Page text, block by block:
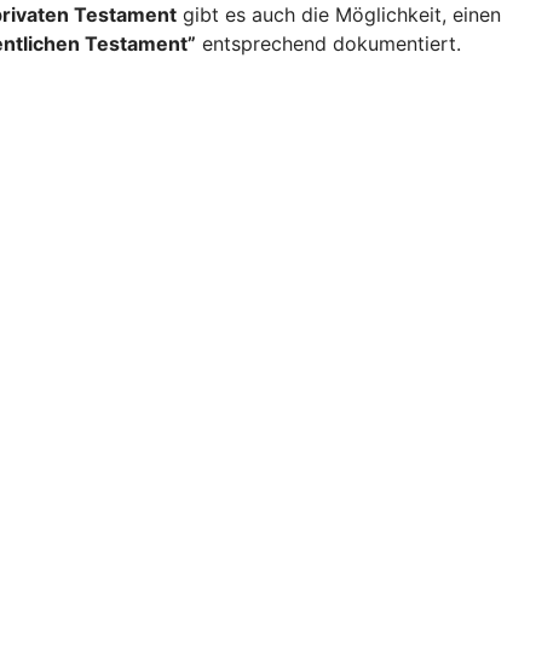
Testament gibt es auch die Möglichkeit, einen
Testament” entsprechend dokumentiert.